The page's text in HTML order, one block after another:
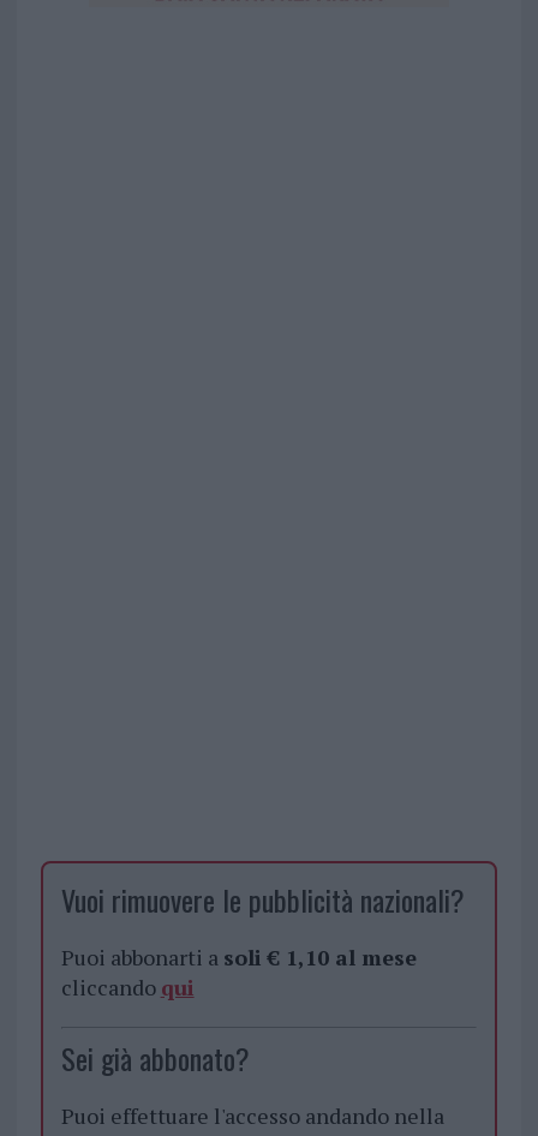
Vuoi rimuovere le pubblicità nazionali?
Puoi abbonarti a soli € 1,10 al mese
cliccando qui
Sei già abbonato?
Puoi effettuare l'accesso andando nella